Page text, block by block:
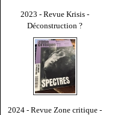
2023 - Revue Krisis -
Déconstruction ?
2024 - Revue Zone critique -